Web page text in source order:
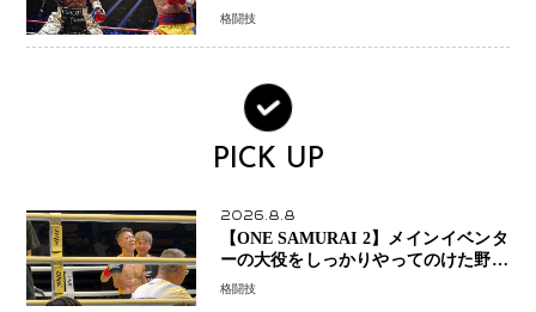
ョンか混迷続く
格闘技
PICK UP
2026.8.8
【ONE SAMURAI 2】メインイベンタ
ーの大役をしっかりやってのけた野杁
正明が衝撃のリベンジ！ リウ・メン
格闘技